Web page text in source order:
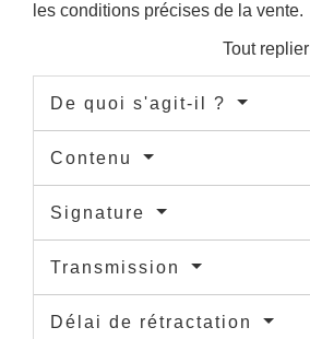
les conditions précises de la vente.
Tout replier
De quoi s'agit-il ?
Contenu
Signature
Transmission
Délai de rétractation